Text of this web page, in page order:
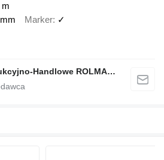
m
Marker ✓
Przedsiębiorstwo Produkcyjno-Handlowe ROLMAPOL Marcin Dziekan